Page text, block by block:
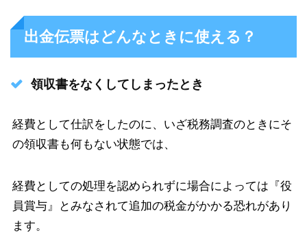
出金伝票はどんなときに使える？
領収書をなくしてしまったとき
経費として仕訳をしたのに、いざ税務調査のときにそ
の領収書も何もない状態では、
経費としての処理を認められずに場合によっては『役
員賞与』とみなされて追加の税金がかかる恐れがあり
ます。